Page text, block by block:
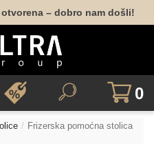
– dobro nam došli!
0
Frizerska pomoćna stolica